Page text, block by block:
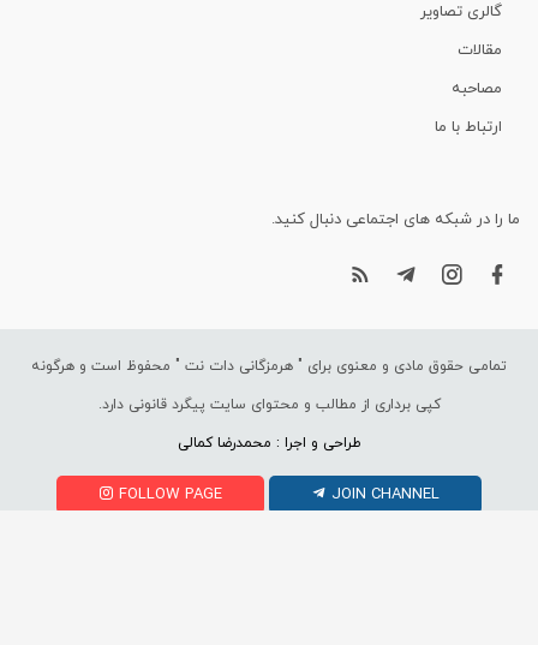
گالری تصاویر
مقالات
مصاحبه
ارتباط با ما
ما را در شبکه های اجتماعی دنبال کنید.
تمامی حقوق مادی و معنوی برای " هرمزگانی دات نت " محفوظ است و هرگونه
کپی برداری از مطالب و محتوای سایت پیگرد قانونی دارد.
طراحی و اجرا : محمدرضا کمالی
FOLLOW PAGE JOIN CHANNEL